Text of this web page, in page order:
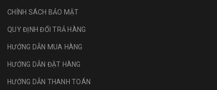
CHÍNH SÁCH BẢO MẬT
QUY ĐỊNH ĐỔI TRẢ HÀNG
HƯỚNG DẪN MUA HÀNG
HƯỚNG DẪN ĐẶT HÀNG
HƯỚNG DẪN THANH TOÁN